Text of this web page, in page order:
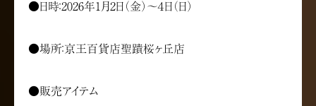
●日時：2026年1月2日（金）～４日（日）
●場所：京王百貨店聖蹟桜ヶ丘店
●販売アイテム